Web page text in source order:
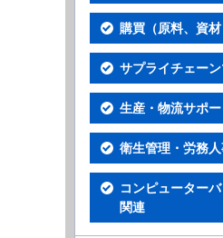
購買（原料、資材
サプライチェー
生産・物流サポー
衛生管理・労務
コンピューター
関連